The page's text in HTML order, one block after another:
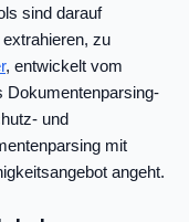
sind darauf
zu
, entwickelt vom
Dokumentenparsing-
und
mit
angeht.